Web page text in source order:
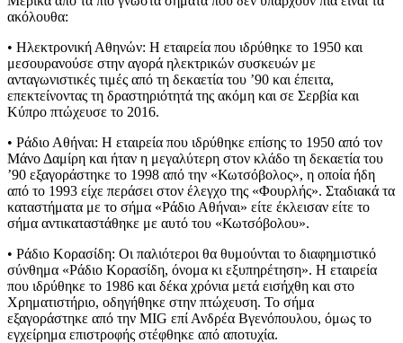
ακόλουθα:
• Ηλεκτρονική Αθηνών: Η εταιρεία που ιδρύθηκε το 1950 και
μεσουρανούσε στην αγορά ηλεκτρικών συσκευών με
ανταγωνιστικές τιμές από τη δεκαετία του ’90 και έπειτα,
επεκτείνοντας τη δραστηριότητά της ακόμη και σε Σερβία και
Κύπρο πτώχευσε το 2016.
• Ράδιο Αθήναι: Η εταιρεία που ιδρύθηκε επίσης το 1950 από τον
Μάνο Δαμίρη και ήταν η μεγαλύτερη στον κλάδο τη δεκαετία του
’90 εξαγοράστηκε το 1998 από την «Κωτσόβολος», η οποία ήδη
από το 1993 είχε περάσει στον έλεγχο της «Φουρλής». Σταδιακά τα
καταστήματα με το σήμα «Ράδιο Αθήναι» είτε έκλεισαν είτε το
σήμα αντικαταστάθηκε με αυτό του «Κωτσόβολου».
• Ράδιο Κορασίδη: Οι παλιότεροι θα θυμούνται το διαφημιστικό
σύνθημα «Ράδιο Κορασίδη, όνομα κι εξυπηρέτηση». Η εταιρεία
που ιδρύθηκε το 1986 και δέκα χρόνια μετά εισήχθη και στο
Χρηματιστήριο, οδηγήθηκε στην πτώχευση. Το σήμα
εξαγοράστηκε από την MIG επί Ανδρέα Βγενόπουλου, όμως το
εγχείρημα επιστροφής στέφθηκε από αποτυχία.